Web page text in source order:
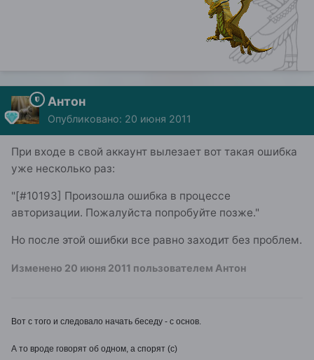
Антон
Опубликовано: 20 июня 2011
При входе в свой аккаунт вылезает вот такая ошибка
уже несколько раз:
"[#10193] Произошла ошибка в процессе
авторизации. Пожалуйста попробуйте позже."
Но после этой ошибки все равно заходит без проблем.
Изменено 20 июня 2011 пользователем Антон
Вот с того и следовало начать беседу - с основ.
А то вроде говорят об одном, а спорят (с)